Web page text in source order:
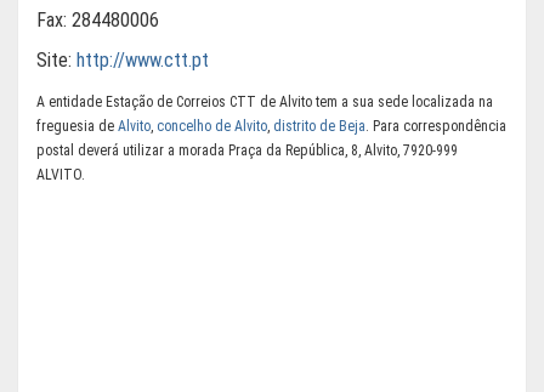
Fax: 284480006
Site: http://www.ctt.pt
A entidade Estação de Correios CTT de Alvito tem a sua sede localizada na
freguesia de Alvito, concelho de Alvito, distrito de Beja. Para correspondência
postal deverá utilizar a morada Praça da República, 8, Alvito, 7920-999
ALVITO.